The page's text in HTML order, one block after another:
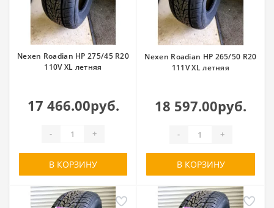
Nexen Roadian HP 275/45 R20
110V XL летняя
17 466.00руб.
- +
В КОРЗИНУ
Nexen Roadian HP 265/50 R20
111V XL летняя
18 597.00руб.
- +
В КОРЗИНУ